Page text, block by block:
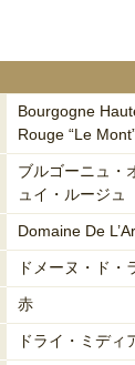
Bourgogne
Rouge “Le
ブルゴーニュ・
ュイ・ルージ
Domaine De
ドメーヌ・ド・
赤
ドライ・ミディ